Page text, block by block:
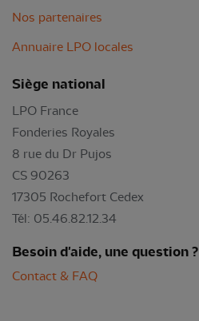
Nos partenaires
Annuaire LPO locales
Siège national
LPO France
Fonderies Royales
8 rue du Dr Pujos
CS 90263
17305 Rochefort Cedex
Tél: 05.46.82.12.34
Besoin d'aide, une question ?
Contact & FAQ